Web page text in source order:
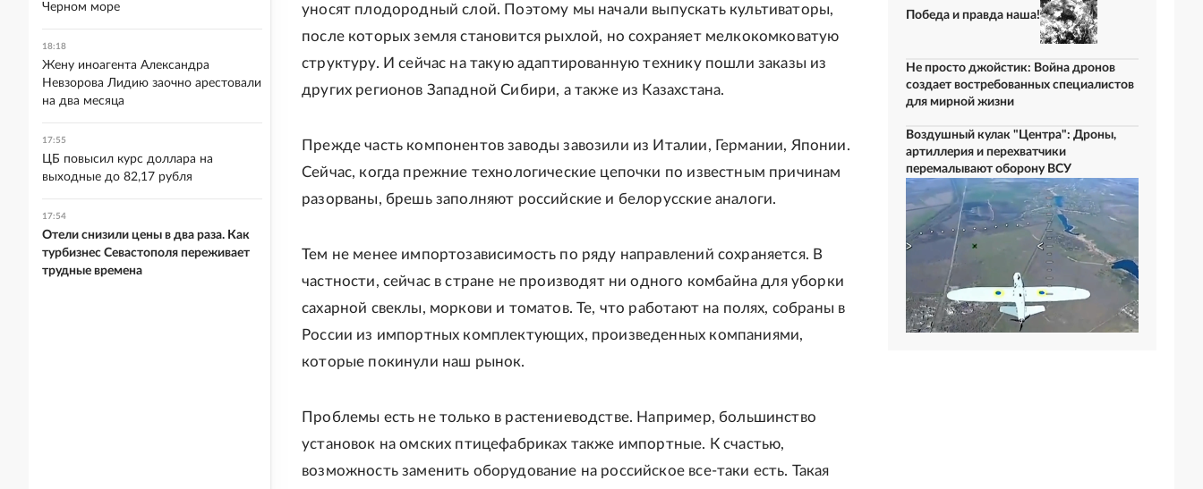
уносят плодородный слой. Поэтому мы начали выпускать культиваторы,
после которых земля становится рыхлой, но сохраняет мелкокомковатую
структуру. И сейчас на такую адаптированную технику пошли заказы из
других регионов Западной Сибири, а также из Казахстана.
Прежде часть компонентов заводы завозили из Италии, Германии, Японии.
Сейчас, когда прежние технологические цепочки по известным причинам
разорваны, брешь заполняют российские и белорусские аналоги.
Тем не менее импортозависимость по ряду направлений сохраняется. В
частности, сейчас в стране не производят ни одного комбайна для уборки
сахарной свеклы, моркови и томатов. Те, что работают на полях, собраны в
России из импортных комплектующих, произведенных компаниями,
которые покинули наш рынок.
Проблемы есть не только в растениеводстве. Например, большинство
установок на омских птицефабриках также импортные. К счастью,
возможность заменить оборудование на российское все-таки есть. Такая
Победа и правда наша!
Не просто джойстик: Война дронов
создает востребованных специалистов
для мирной жизни
Воздушный кулак "Центра": Дроны,
артиллерия и перехватчики
перемалывают оборону ВСУ
Черном море
18:18
Жену иноагента Александра
Невзорова Лидию заочно арестовали
на два месяца
17:55
ЦБ повысил курс доллара на
выходные до 82,17 рубля
17:54
Отели снизили цены в два раза. Как
турбизнес Севастополя переживает
трудные времена